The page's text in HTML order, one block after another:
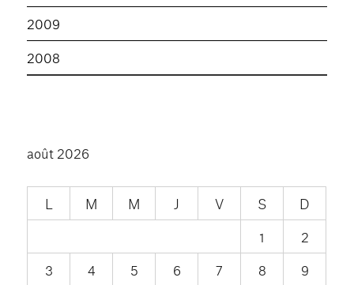
2009
2008
août 2026
L M M J V S
D
1
2
3
4 5 6 7 8
9